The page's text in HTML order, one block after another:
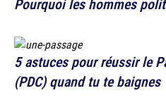
Pourquoi les hommes
5 astuces pour réussir le
(PDC) quand tu te baignes